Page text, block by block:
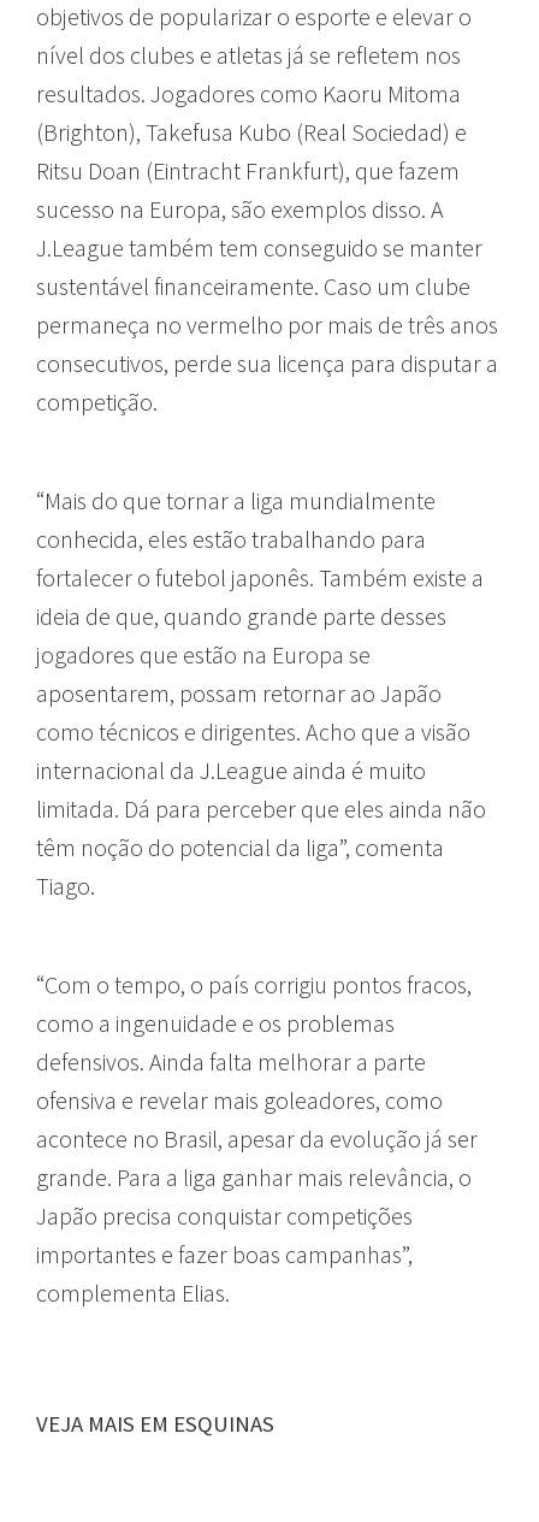
objetivos de popularizar o esporte e elevar o
nível dos clubes e atletas já se refletem nos
resultados. Jogadores como Kaoru Mitoma
(Brighton), Takefusa Kubo (Real Sociedad) e
Ritsu Doan (Eintracht Frankfurt), que fazem
sucesso na Europa, são exemplos disso. A
J.League também tem conseguido se manter
sustentável financeiramente. Caso um clube
permaneça no vermelho por mais de três anos
consecutivos, perde sua licença para disputar a
competição.
“Mais do que tornar a liga mundialmente
conhecida, eles estão trabalhando para
fortalecer o futebol japonês. Também existe a
ideia de que, quando grande parte desses
jogadores que estão na Europa se
aposentarem, possam retornar ao Japão
como técnicos e dirigentes. Acho que a visão
internacional da J.League ainda é muito
limitada. Dá para perceber que eles ainda não
têm noção do potencial da liga”, comenta
Tiago.
“Com o tempo, o país corrigiu pontos fracos,
como a ingenuidade e os problemas
defensivos. Ainda falta melhorar a parte
ofensiva e revelar mais goleadores, como
acontece no Brasil, apesar da evolução já ser
grande. Para a liga ganhar mais relevância, o
Japão precisa conquistar competições
importantes e fazer boas campanhas”,
complementa Elias.
VEJA MAIS EM ESQUINAS